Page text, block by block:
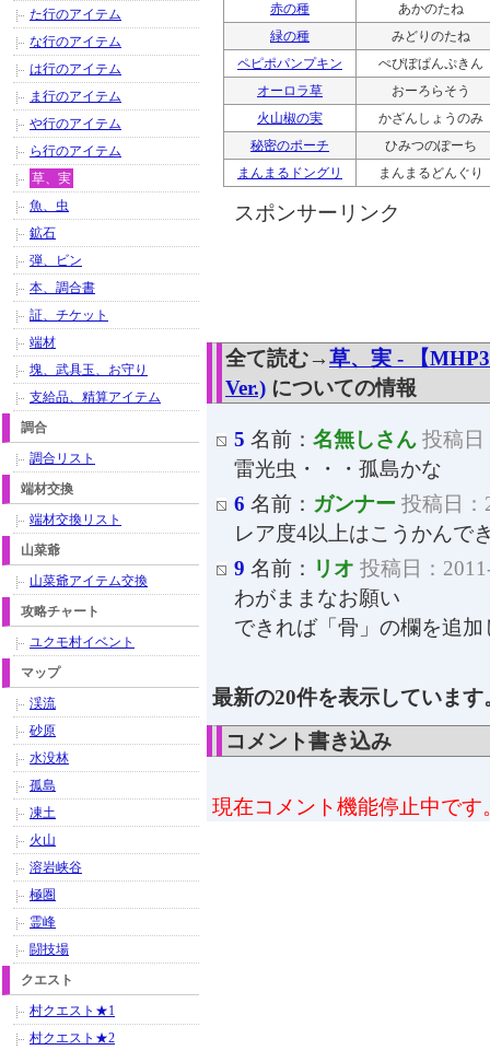
赤の種
あかのたね
緑の種
みどりのたね
ペピポパンプキン
ぺぴぽぱんぷきん
オーロラ草
おーろらそう
火山椒の実
かざんしょうのみ
秘密のポーチ
ひみつのぽーち
まんまるドングリ
まんまるどんぐり
スポンサーリンク
全て読む→草、実 - 【
Ver.) についての情報
5 名前： 名無しさん 投稿日
雷光虫・・・孤島かな
6 名前： ガンナー 投稿日：
レア度4以上はこうかんで
9 名前： リオ 投稿日：
わがままなお願い
できれば「骨」の欄を追
最新の20件を表示していま
コメント書き込み
現在コメント機能停止中です
た行のアイテム
な行のアイテム
は行のアイテム
ま行のアイテム
や行のアイテム
ら行のアイテム
草、実
魚、虫
鉱石
弾、ビン
本、調合書
証、チケット
端材
塊、武具玉、お守り
支給品、精算アイテム
調合
調合リスト
端材交換
端材交換リスト
山菜爺
山菜爺アイテム交換
攻略チャート
ユクモ村イベント
マップ
渓流
砂原
水没林
孤島
凍土
火山
溶岩峡谷
極圏
霊峰
闘技場
クエスト
村クエスト★1
村クエスト★2